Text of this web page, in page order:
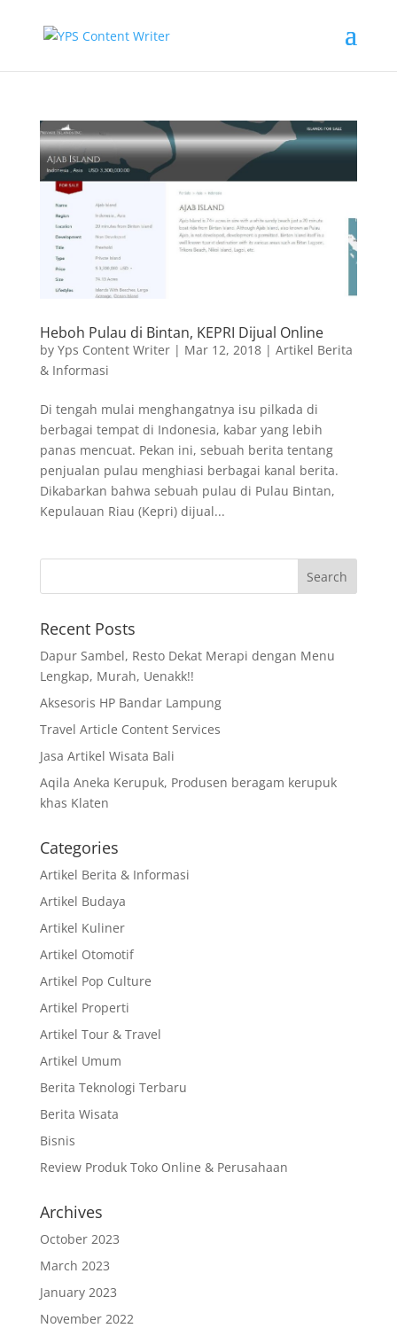
Heboh Pulau di Bintan, KEPRI Dijual Online
by Yps Content Writer| Mar 12, 2018| Artikel Berita
& Informasi
Di tengah mulai menghangatnya isu pilkada di
berbagai tempat di Indonesia, kabar yang lebih
panas mencuat. Pekan ini, sebuah berita tentang
penjualan pulau menghiasi berbagai kanal berita.
Dikabarkan bahwa sebuah pulau di Pulau Bintan,
Kepulauan Riau (Kepri) dijual...
Recent Posts
Dapur Sambel, Resto Dekat Merapi dengan Menu
Lengkap, Murah, Uenakk!!
Aksesoris HP Bandar Lampung
Travel Article Content Services
Jasa Artikel Wisata Bali
Aqila Aneka Kerupuk, Produsen beragam kerupuk
khas Klaten
Categories
Artikel Berita & Informasi
Artikel Budaya
Artikel Kuliner
Artikel Otomotif
Artikel Pop Culture
Artikel Properti
Artikel Tour & Travel
Artikel Umum
Berita Teknologi Terbaru
Berita Wisata
Bisnis
Review Produk Toko Online & Perusahaan
Archives
October 2023
March 2023
January 2023
November 2022